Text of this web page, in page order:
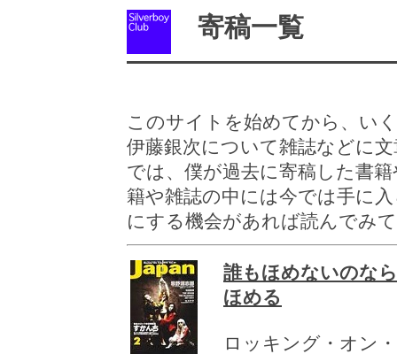
寄稿一覧
このサイトを始めてから、い
伊藤銀次について雑誌などに
では、僕が過去に寄稿した書
籍や雑誌の中には今では手に
にする機会があれば読んでみ
誰もほめないのな
ほめる
ロッキング・オン